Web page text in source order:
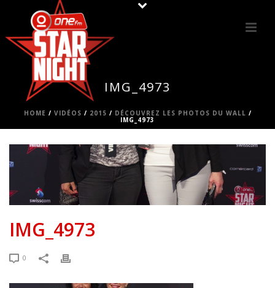
IMG_4973
HOME / VIDÉOS / 2015 / DÉCOUVREZ LES PHOTOS DU WALL /
IMG_4973
IMG_4973
0